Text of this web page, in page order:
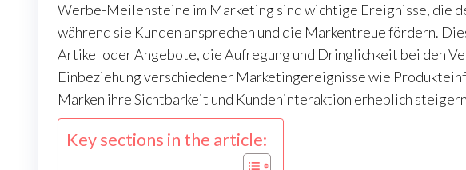
Werbe-Meilensteine im Marketing sind wichtige Ereignisse, die
während sie Kunden ansprechen und die Markentreue fördern.
Artikel oder Angebote, die Aufregung und Dringlichkeit bei den
Einbeziehung verschiedener Marketingereignisse wie
Marken ihre Sichtbarkeit und Kundeninteraktion erheblich
Key sections in the article: